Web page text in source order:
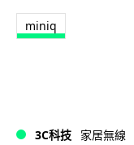
miniq
3C科技 家居無線